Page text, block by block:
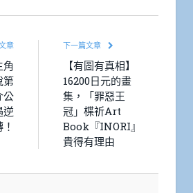
章
角
第
公
逆
下一篇文章
【有圖有真相】
16200日元的畫
集，「罪惡王
冠」楪祈Art
Book『INORI』
貴得有理由